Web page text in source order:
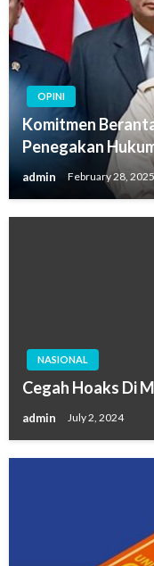
OPINI
Komitmen
Penegakan
admin February 28, 2025
NASIONAL
Cegah Hoaks Di
admin July 2, 2024